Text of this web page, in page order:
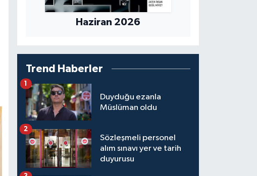
Haziran 2026
Trend Haberler
Duyduğu ezanla
Müslüman oldu
1
Sözleşmeli personel
alım sınavı yer ve tarih
duyurusu
2